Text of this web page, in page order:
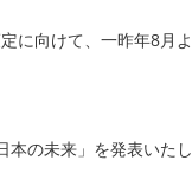
に向けて、一昨年8月よ
本の未来」を発表いたし